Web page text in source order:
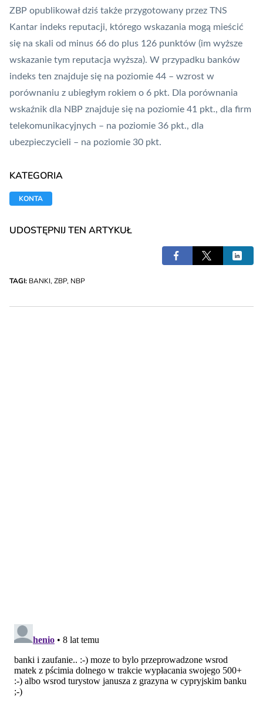
ZBP opublikował dziś także przygotowany przez TNS
Kantar indeks reputacji, którego wskazania mogą mieścić
się na skali od minus 66 do plus 126 punktów (im wyższe
wskazanie tym reputacja wyższa). W przypadku banków
indeks ten znajduje się na poziomie 44 – wzrost w
porównaniu z ubiegłym rokiem o 6 pkt. Dla porównania
wskaźnik dla NBP znajduje się na poziomie 41 pkt., dla firm
telekomunikacyjnych – na poziomie 36 pkt., dla
ubezpieczycieli – na poziomie 30 pkt.
KATEGORIA
KONTA
UDOSTĘPNIJ TEN ARTYKUŁ
TAGI: BANKI, ZBP, NBP